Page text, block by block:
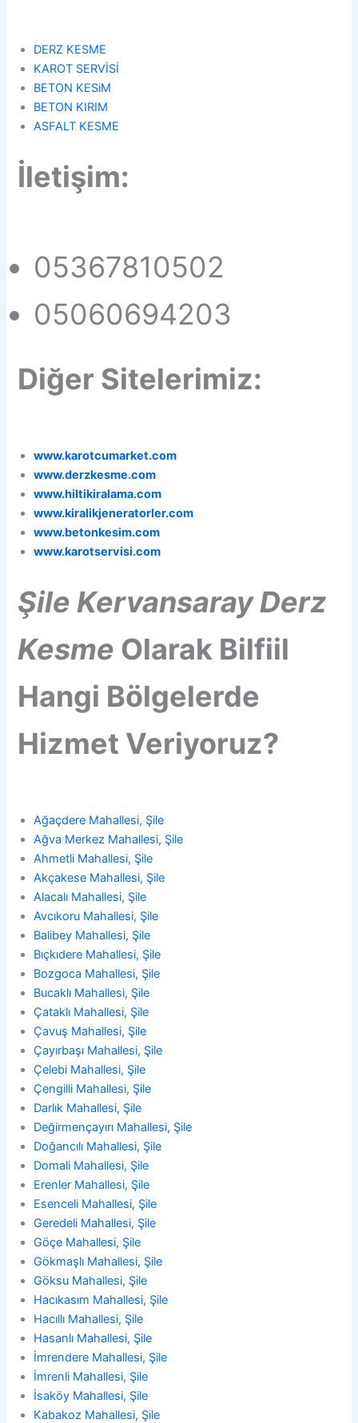
DERZ KESME
KAROT SERVİSİ
BETON KESiM
BETON KIRIM
ASFALT KESME
İletişim:
05367810502
05060694203
Diğer Sitelerimiz:
www.karotcumarket.com
www.derzkesme.com
www.hiltikiralama.com
www.kiralikjeneratorler.com
www.betonkesim.com
www.karotservisi.com
Şile KervansarayDerz
Kesme Olarak Bilfiil
Hangi Bölgelerde
Hizmet Veriyoruz?
Ağaçdere Mahallesi, Şile
Ağva Merkez Mahallesi, Şile
Ahmetli Mahallesi, Şile
Akçakese Mahallesi, Şile
Alacalı Mahallesi, Şile
Avcıkoru Mahallesi, Şile
Balibey Mahallesi, Şile
Bıçkıdere Mahallesi, Şile
Bozgoca Mahallesi, Şile
Bucaklı Mahallesi, Şile
Çataklı Mahallesi, Şile
Çavuş Mahallesi, Şile
Çayırbaşı Mahallesi, Şile
Çelebi Mahallesi, Şile
Çengilli Mahallesi, Şile
Darlık Mahallesi, Şile
Değirmençayırı Mahallesi, Şile
Doğancılı Mahallesi, Şile
Domali Mahallesi, Şile
Erenler Mahallesi, Şile
Esenceli Mahallesi, Şile
Geredeli Mahallesi, Şile
Göçe Mahallesi, Şile
Gökmaşlı Mahallesi, Şile
Göksu Mahallesi, Şile
Hacıkasım Mahallesi, Şile
Hacıllı Mahallesi, Şile
Hasanlı Mahallesi, Şile
İmrendere Mahallesi, Şile
İmrenli Mahallesi, Şile
İsaköy Mahallesi, Şile
Kabakoz Mahallesi, Şile